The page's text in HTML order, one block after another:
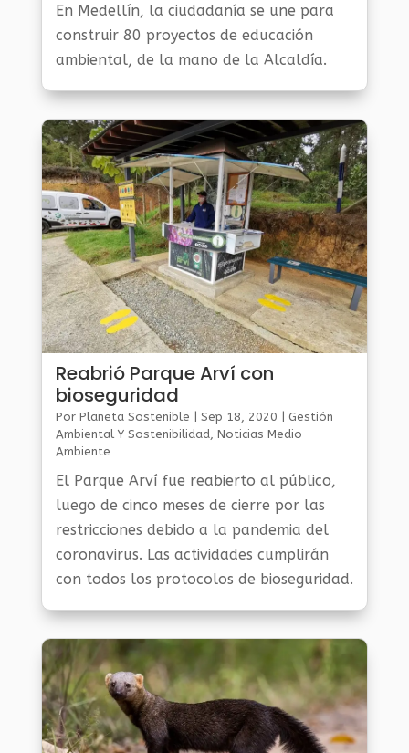
En Medellín, la ciudadanía se une para
construir 80 proyectos de educación
ambiental, de la mano de la Alcaldía.
Reabrió Parque Arví con
bioseguridad
Por Planeta Sostenible Sep 18, 2020
Gestión
Ambiental Y Sostenibilidad
Noticias Medio
Ambiente
El Parque Arví fue reabierto al público,
luego de cinco meses de cierre por las
restricciones debido a la pandemia del
coronavirus. Las actividades cumplirán
con todos los protocolos de bioseguridad.